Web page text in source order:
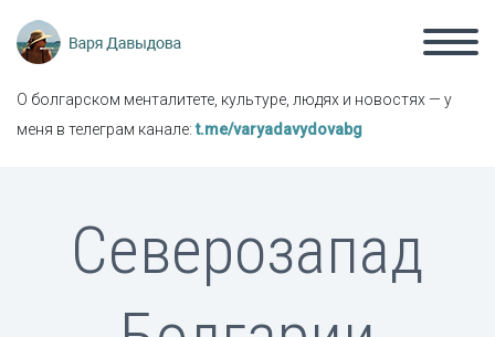
О болгарском менталитете, культуре, людях и новостях — у
меня в телеграм канале:t.me/varyadavydovabg
Северозапад